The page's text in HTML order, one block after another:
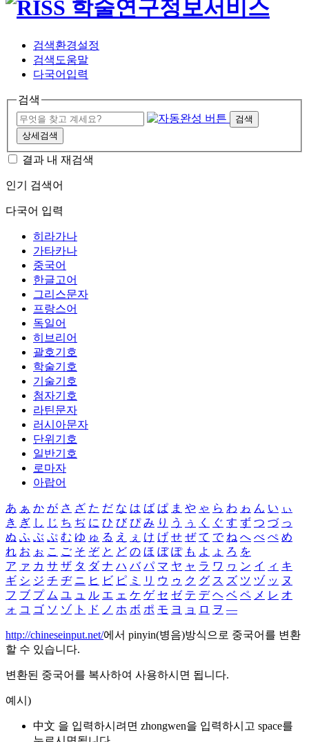
검색환경설정
검색도움말
다국어입력
검색
검색
상세검색
결과 내 재검색
인기 검색어
다국어 입력
히라가나
가타카나
중국어
한글고어
그리스문자
프랑스어
독일어
히브리어
괄호기호
학술기호
기술기호
첨자기호
라틴문자
러시아문자
단위기호
일반기호
로마자
아랍어
あ ぁ か が さ ざ た だ な は ば ぱ ま や ゃ ら わ ゎ ん い ぃ
き ぎ し じ ち ぢ に ひ び ぴ み り う ぅ く ぐ す ず つ づ っ
ぬ ふ ぶ ぷ む ゆ ゅ る え ぇ け げ せ ぜ て で ね へ べ ぺ め
れ お ぉ こ ご そ ぞ と ど の ほ ぼ ぽ も よ ょ ろ を
ア ァ カ サ ザ タ ダ ナ ハ バ パ マ ヤ ャ ラ ワ ヮ ン イ ィ キ
ギ シ ジ チ ヂ ニ ヒ ビ ピ ミ リ ウ ゥ ク グ ス ズ ツ ヅ ッ ヌ
フ ブ プ ム ユ ュ ル エ ェ ケ ゲ セ ゼ テ デ ヘ ベ ペ メ レ オ
ォ コ ゴ ソ ゾ ト ド ノ ホ ボ ポ モ ヨ ョ ロ ヲ ―
http://chineseinput.net/에서 pinyin(병음)방식으로 중국어를 변환
할 수 있습니다.
변환된 중국어를 복사하여 사용하시면 됩니다.
예시)
中文 을 입력하시려면 zhongwen을 입력하시고 space를